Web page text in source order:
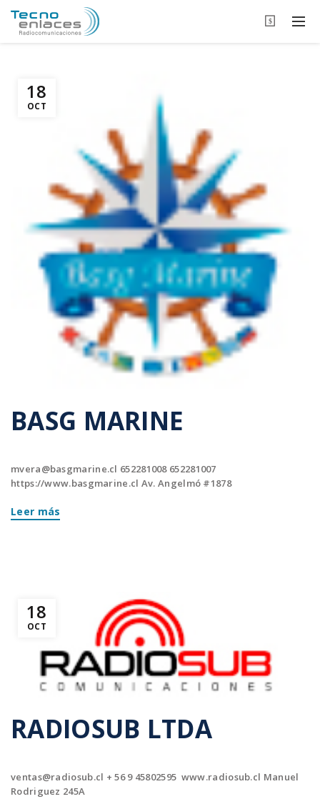
$
18
OCT
BASG MARINE
mvera@basgmarine.cl 652281008 652281007
https://www.basgmarine.cl Av. Angelmó #1878
Leer más
18
OCT
RADIOSUB LTDA
ventas@radiosub.cl + 56 9 45802595 www.radiosub.cl Manuel
Rodriguez 245A